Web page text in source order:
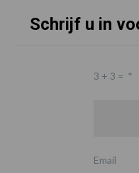
Schrijf u in
3 + 3 = *
Email